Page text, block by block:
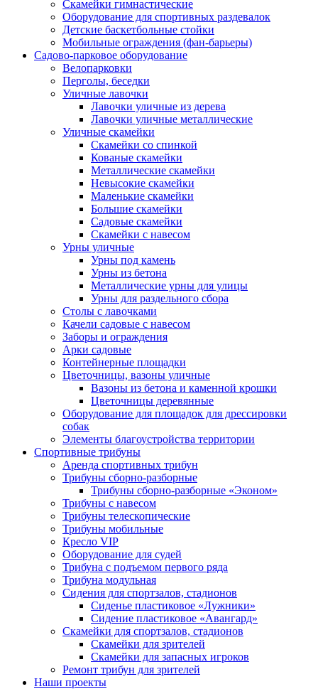
Скамейки гимнастические
Оборудование для спортивных раздевалок
Детские баскетбольные стойки
Мобильные ограждения (фан-барьеры)
Садово-парковое оборудование
Велопарковки
Перголы, беседки
Уличные лавочки
Лавочки уличные из дерева
Лавочки уличные металлические
Уличные скамейки
Скамейки со спинкой
Кованые скамейки
Металлические скамейки
Невысокие скамейки
Маленькие скамейки
Большие скамейки
Садовые скамейки
Скамейки с навесом
Урны уличные
Урны под камень
Урны из бетона
Металлические урны для улицы
Урны для раздельного сбора
Столы с лавочками
Качели садовые с навесом
Заборы и ограждения
Арки садовые
Контейнерные площадки
Цветочницы, вазоны уличные
Вазоны из бетона и каменной крошки
Цветочницы деревянные
Оборудование для площадок для дрессировки
собак
Элементы благоустройства территории
Спортивные трибуны
Аренда спортивных трибун
Трибуны сборно-разборные
Трибуны сборно-разборные «Эконом»
Трибуны с навесом
Трибуны телескопические
Трибуны мобильные
Кресло VIP
Оборудование для судей
Трибуна с подъемом первого ряда
Трибуна модульная
Сидения для спортзалов, стадионов
Сиденье пластиковое «Лужники»
Сидение пластиковое «Авангард»
Скамейки для спортзалов, стадионов
Скамейки для зрителей
Скамейки для запасных игроков
Ремонт трибун для зрителей
Наши проекты